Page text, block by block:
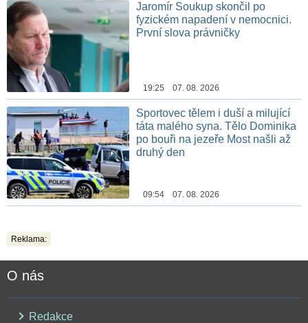
Jaromír Soukup skončil po
fyzickém napadení v nemocnici.
První slova právničky
19:25 07. 08. 2026
Sportovec tělem i duší a milující
táta malého syna. Tělo Dominika
po bouři na jezeře Most našli až
druhý den
09:54 07. 08. 2026
Reklama:
O nás
Redakce